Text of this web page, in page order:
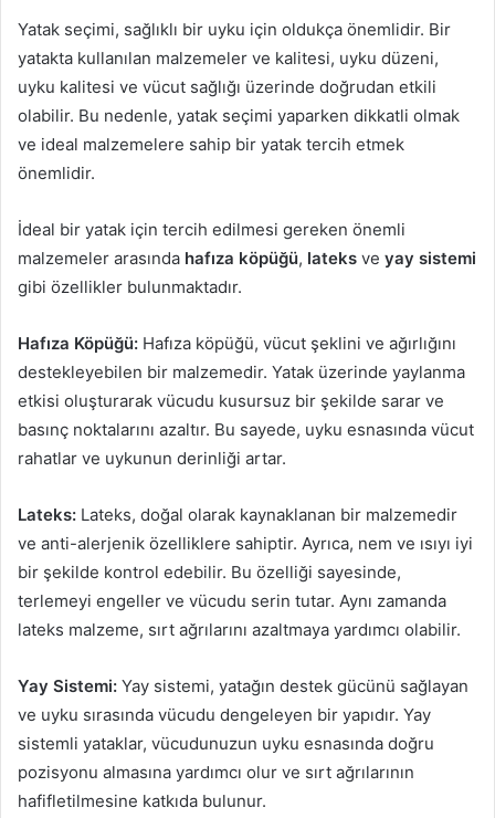
Yatak seçimi, sağlıklı bir uyku için oldukça önemlidir. Bir
yatakta kullanılan malzemeler ve kalitesi, uyku düzeni,
uyku kalitesi ve vücut sağlığı üzerinde doğrudan etkili
olabilir. Bu nedenle, yatak seçimi yaparken dikkatli olmak
ve ideal malzemelere sahip bir yatak tercih etmek
önemlidir.
İdeal bir yatak için tercih edilmesi gereken önemli
malzemeler arasında hafıza köpüğü, lateks ve yay sistemi
gibi özellikler bulunmaktadır.
Hafıza Köpüğü: Hafıza köpüğü, vücut şeklini ve ağırlığını
destekleyebilen bir malzemedir. Yatak üzerinde yaylanma
etkisi oluşturarak vücudu kusursuz bir şekilde sarar ve
basınç noktalarını azaltır. Bu sayede, uyku esnasında vücut
rahatlar ve uykunun derinliği artar.
Lateks: Lateks, doğal olarak kaynaklanan bir malzemedir
ve anti-alerjenik özelliklere sahiptir. Ayrıca, nem ve ısıyı iyi
bir şekilde kontrol edebilir. Bu özelliği sayesinde,
terlemeyi engeller ve vücudu serin tutar. Aynı zamanda
lateks malzeme, sırt ağrılarını azaltmaya yardımcı olabilir.
Yay Sistemi: Yay sistemi, yatağın destek gücünü sağlayan
ve uyku sırasında vücudu dengeleyen bir yapıdır. Yay
sistemli yataklar, vücudunuzun uyku esnasında doğru
pozisyonu almasına yardımcı olur ve sırt ağrılarının
hafifletilmesine katkıda bulunur.